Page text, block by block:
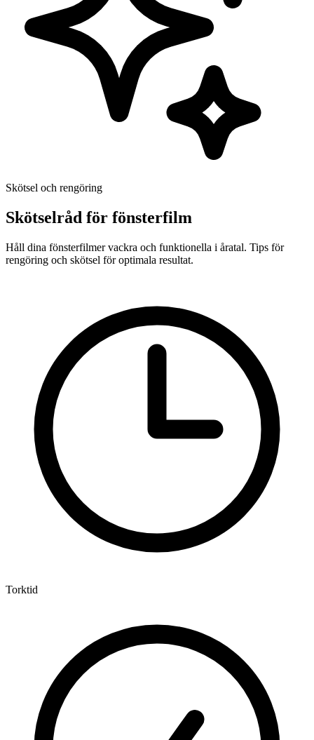
Skötsel och rengöring
Skötselråd för fönsterfilm
Håll dina fönsterfilmer vackra och funktionella i åratal. Tips för
rengöring och skötsel för optimala resultat.
Torktid